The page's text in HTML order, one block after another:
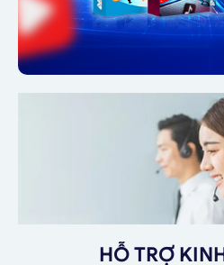
HỖ TRỢ